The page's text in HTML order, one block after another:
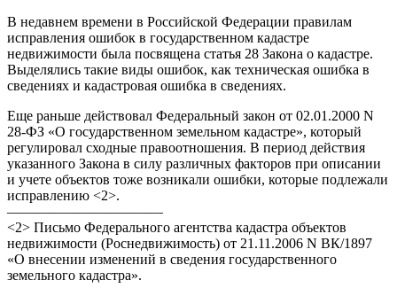
В недавнем времени в Российской Федерации правилам
исправления ошибок в государственном кадастре
недвижимости была посвящена статья 28 Закона о кадастре.
Выделялись такие виды ошибок, как техническая ошибка в
сведениях и кадастровая ошибка в сведениях.
Еще раньше действовал Федеральный закон от 02.01.2000 N
28-ФЗ «О государственном земельном кадастре», который
регулировал сходные правоотношения. В период действия
указанного Закона в силу различных факторов при описании
и учете объектов тоже возникали ошибки, которые подлежали
исправлению <2>.
———————————
<2> Письмо Федерального агентства кадастра объектов
недвижимости (Роснедвижимость) от 21.11.2006 N ВК/1897
«О внесении изменений в сведения государственного
земельного кадастра».